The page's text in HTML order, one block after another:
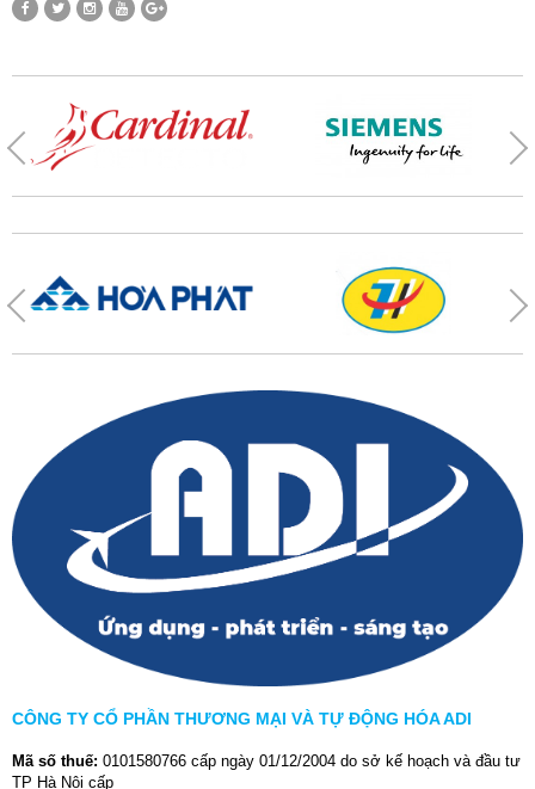
CÔNG TY CỔ PHẦN THƯƠNG MẠI VÀ TỰ ĐỘNG HÓA ADI
Mã số thuế: 0101580766 cấp ngày 01/12/2004 do sở kế hoạch và đầu tư
TP Hà Nội cấp